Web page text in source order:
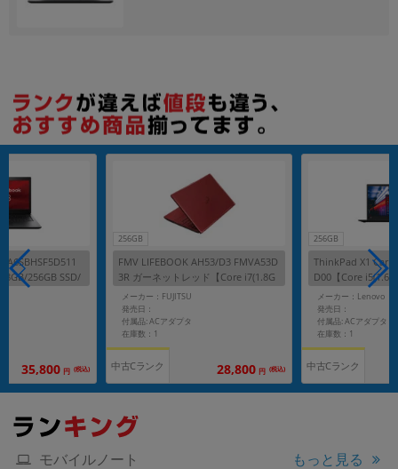
8GB/256GB SSD/
35,800 円 (税込)
256GB
FMV LIFEBOOK AH53/D3 FMVA53D
3R ガーネットレッド【Core i7(1.8G
Hz)/8GB/256GB SSD/Win11Home】
メーカー：FUJITSU
発売日：
付属品: ACアダプタ
在庫数：1
中古Cランク 28,800 円 (税込)
256GB
ThinkPad X1
D00【Core
SD/Win11Pro】
メーカー：Lenovo
発売日：
付属品: ACアダプタ
在庫数：1
中古Cランク
モバイルノート もっと見る